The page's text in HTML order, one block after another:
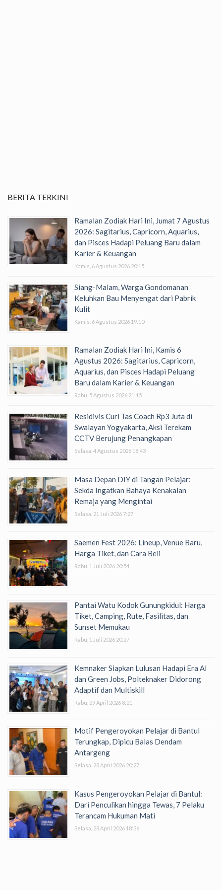
BERITA TERKINI
Ramalan Zodiak Hari Ini, Jumat 7 Agustus
2026: Sagitarius, Capricorn, Aquarius,
dan Pisces Hadapi Peluang Baru dalam
Karier & Keuangan
Kamis, 6 Agustus 2026 20:15
Siang-Malam, Warga Gondomanan
Keluhkan Bau Menyengat dari Pabrik
Kulit
Kamis, 6 Agustus 2026 19:10
Ramalan Zodiak Hari Ini, Kamis 6
Agustus 2026: Sagitarius, Capricorn,
Aquarius, dan Pisces Hadapi Peluang
Baru dalam Karier & Keuangan
Rabu, 5 Agustus 2026 21:15
Residivis Curi Tas Coach Rp3 Juta di
Swalayan Yogyakarta, Aksi Terekam
CCTV Berujung Penangkapan
Selasa, 4 Agustus 2026 18:43
Masa Depan DIY di Tangan Pelajar:
Sekda Ingatkan Bahaya Kenakalan
Remaja yang Mengintai
Selasa, 21 Juli 2026 7:27
Saemen Fest 2026: Lineup, Venue Baru,
Harga Tiket, dan Cara Beli
Rabu, 1 Juli 2026 20:54
Pantai Watu Kodok Gunungkidul: Harga
Tiket, Camping, Rute, Fasilitas, dan
Sunset Memukau
Rabu, 1 Juli 2026 20:27
Kemnaker Siapkan Lulusan Hadapi Era AI
dan Green Jobs, Polteknaker Didorong
Adaptif dan Multiskill
Rabu, 29 April 2026 8:21
Motif Pengeroyokan Pelajar di Bantul
Terungkap, Dipicu Balas Dendam
Antargeng
Selasa, 28 April 2026 20:27
Kasus Pengeroyokan Pelajar di Bantul:
Dari Penculikan hingga Tewas, 7 Pelaku
Terancam Hukuman Mati
Selasa, 28 April 2026 18:36